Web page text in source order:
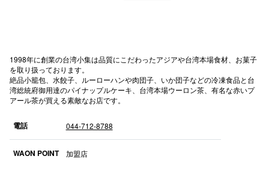
1998年に創業の台湾小集は品質にこだわったアジアや台湾本場食材、お菓子
を取り扱っております。
絶品小籠包、水餃子、ルーローハンや肉団子、いか団子などの冷凍食品と台
湾総統府御用達のパイナップルケーキ、台湾本場ウーロン茶、有名な赤いプ
アール茶が買える素敵なお店です。
電話 044-712-8788
WAON POINT 加盟店
高崎